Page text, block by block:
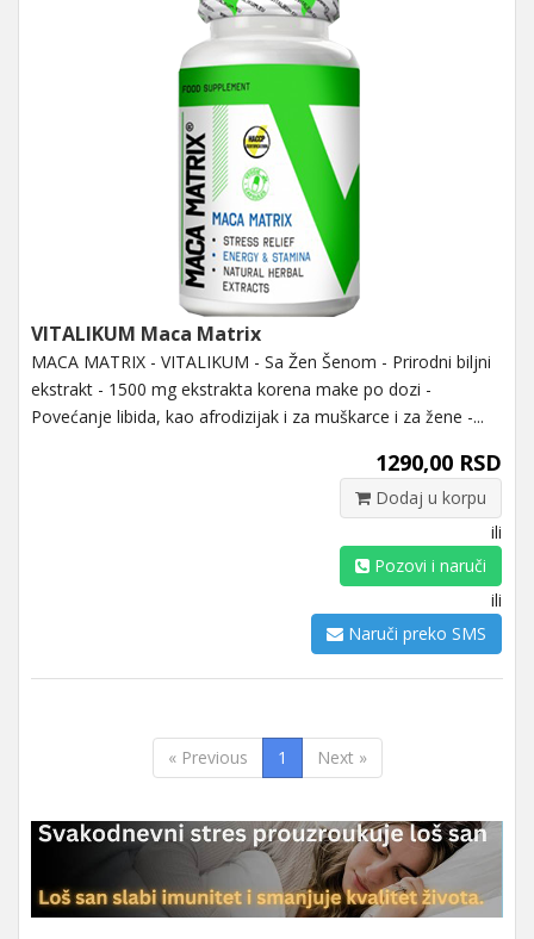
VITALIKUM Maca Matrix
MACA MATRIX - VITALIKUM - Sa Žen Šenom - Prirodni biljni
ekstrakt - 1500 mg ekstrakta korena make po dozi -
Povećanje libida, kao afrodizijak i za muškarce i za žene -...
1290,00 RSD
Dodaj u korpu
ili
Pozovi i naruči
ili
Naruči preko SMS
« Previous 1 Next »